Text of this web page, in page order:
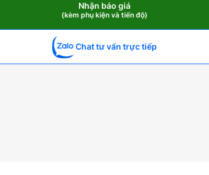
Cummins
20kVA
Ấn
Độ
số
lượng
Nhận báo giá
(kèm phụ kiện và tiến độ)
Chat tư vấn trực tiếp